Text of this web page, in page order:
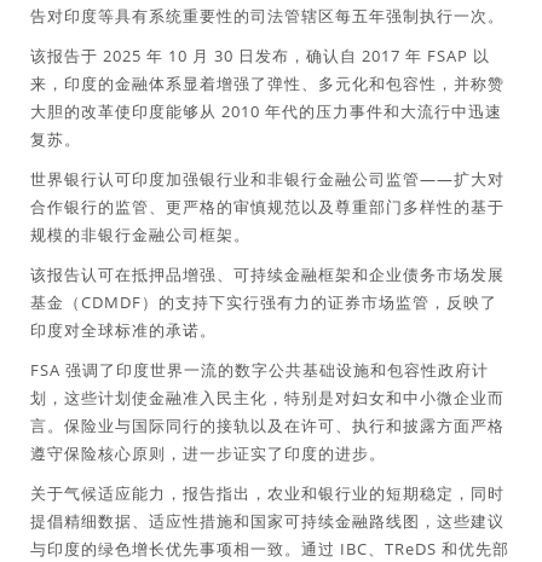
告对印度等具有系统重要性的司法管辖区每五年强制执行一次。
该报告于 2025 年 10 月 30 日发布，确认自 2017 年 FSAP 以
来，印度的金融体系显着增强了弹性、多元化和包容性，并称赞
大胆的改革使印度能够从 2010 年代的压力事件和大流行中迅速
复苏。
世界银行认可印度加强银行业和非银行金融公司监管——扩大对
合作银行的监管、更严格的审慎规范以及尊重部门多样性的基于
规模的非银行金融公司框架。
该报告认可在抵押品增强、可持续金融框架和企业债务市场发展
基金（CDMDF）的支持下实行强有力的证券市场监管，反映了
印度对全球标准的承诺。
FSA 强调了印度世界一流的数字公共基础设施和包容性政府计
划，这些计划使金融准入民主化，特别是对妇女和中小微企业而
言。保险业与国际同行的接轨以及在许可、执行和披露方面严格
遵守保险核心原则，进一步证实了印度的进步。
关于气候适应能力，报告指出，农业和银行业的短期稳定，同时
提倡精细数据、适应性措施和国家可持续金融路线图，这些建议
与印度的绿色增长优先事项相一致。通过 IBC、TReDS 和优先部